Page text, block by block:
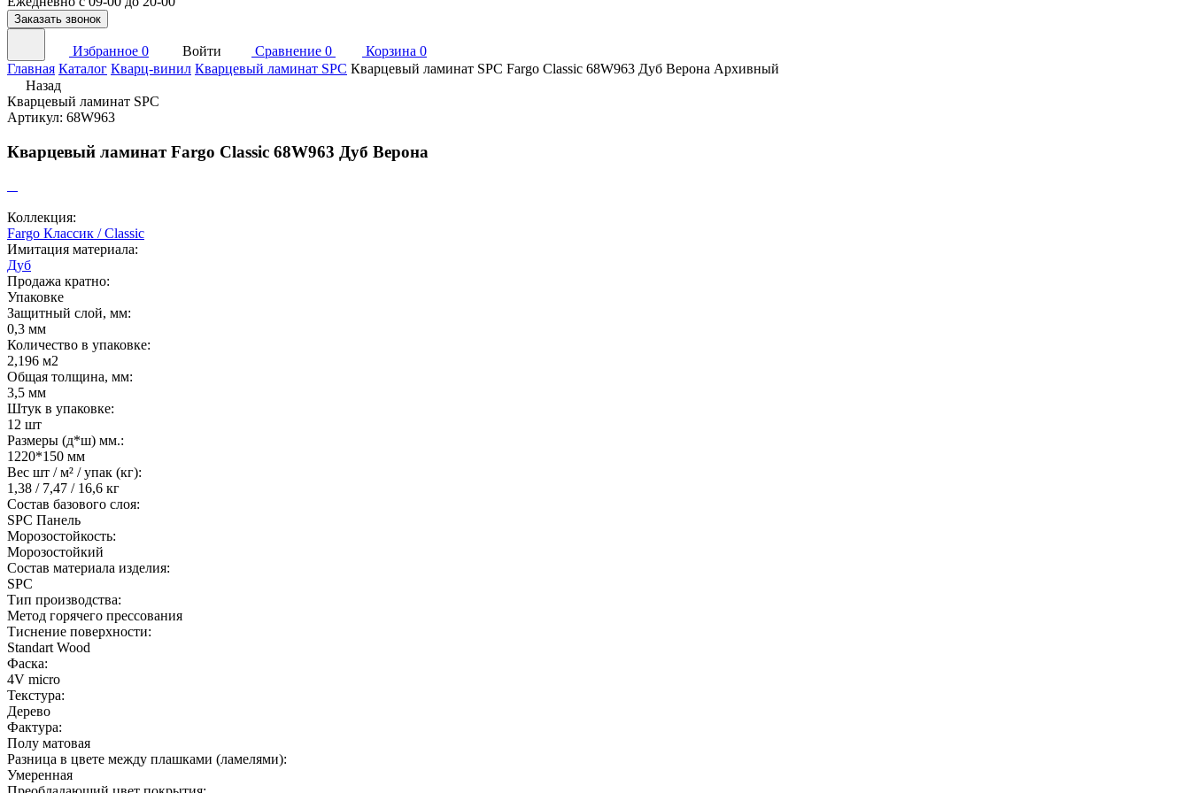
Заказать звонок
Избранное 0 Войти Сравнение 0 Корзина 0
Главная Каталог Кварц-винил Кварцевый ламинат SPC Кварцевый ламинат SPC Fargo Classic 68W963 Дуб Верона Архивный
Назад
Кварцевый ламинат SPC
Артикул: 68W963
Кварцевый ламинат Fargo Classic 68W963 Дуб Верона
Коллекция:
Fargo Классик / Classic
Имитация материала:
Дуб
Продажа кратно:
Упаковке
Защитный слой, мм:
0,3 мм
Количество в упаковке:
2,196 м2
Общая толщина, мм:
3,5 мм
Штук в упаковке:
12 шт
Размеры (д*ш) мм.:
1220*150 мм
Вес шт / м² / упак (кг):
1,38 / 7,47 / 16,6 кг
Состав базового слоя:
SPC Панель
Морозостойкость:
Морозостойкий
Состав материала изделия:
SPC
Тип производства:
Метод горячего прессования
Тиснение поверхности:
Standart Wood
Фаска:
4V micro
Текстура:
Дерево
Фактура:
Полу матовая
Разница в цвете между плашками (ламелями):
Умеренная